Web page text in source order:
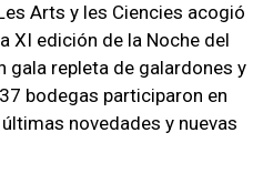
Arts y les Ciencies acogió
XI edición de la Noche del
gala repleta de galardones y
bodegas participaron en
novedades y nuevas